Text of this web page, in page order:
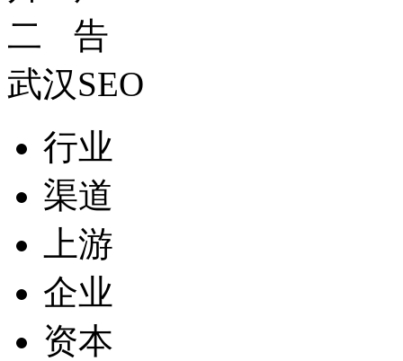
武汉SEO
行业
渠道
上游
企业
资本